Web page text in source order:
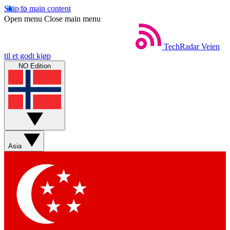
Skip to main content
Open menu Close main menu
TechRadar Veien
til et godt kjøp
NO Edition
Asia